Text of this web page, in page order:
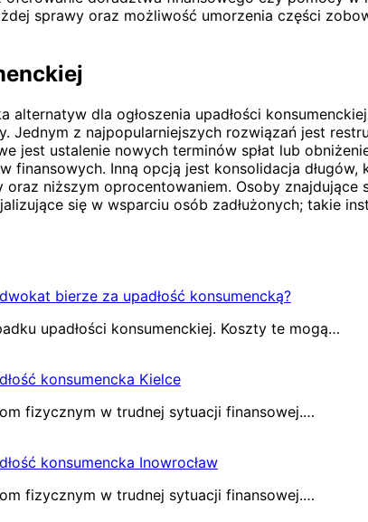
sprawy oraz możliwość umorzenia części
dla ogłoszenia upadłości
z najpopularniejszych rozwiązań jest
jest ustalenie nowych terminów spłat lub
Inną opcją jest konsolidacja
niższym oprocentowaniem. Osoby
się w wsparciu osób zadłużonych; takie
bierze za upadłość konsumencką?
upadłości konsumenckiej. Koszty te mogą…
konsumencka Kielce
fizycznym w trudnej sytuacji finansowej.…
konsumencka Inowrocław
fizycznym w trudnej sytuacji finansowej.…